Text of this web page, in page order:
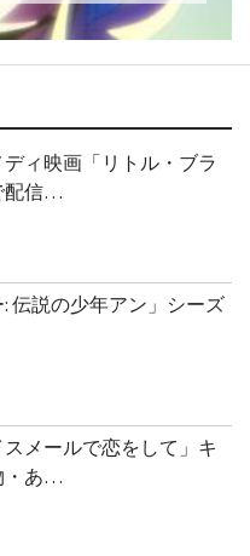
ィ映画「リトル・ブラ
配信…
伝説の少年アン」シーズ
メールで恋をして」キ
・あ…